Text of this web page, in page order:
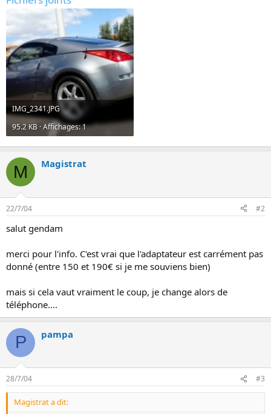
IMG_2341.JPG
95.2 KB · Affichages: 1
M Magistrat
22/7/04 #2
salut gendam
merci pour l'info. C'est vrai que l'adaptateur est carrément pas
donné (entre 150 et 190€ si je me souviens bien)
mais si cela vaut vraiment le coup, je change alors de
téléphone....
P pampa
28/7/04 #3
Magistrat a dit: